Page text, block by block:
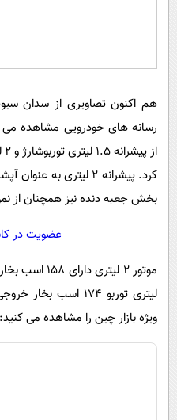
رسانه های خودرویی مشاهده می
کرد. پیشرانه 2 لیتری
بخش جعبه دنده نیز همچنان از
عضویت در
لیتری توربو 174 اسب
ویژه بازار چین را مشاهده می کنید: